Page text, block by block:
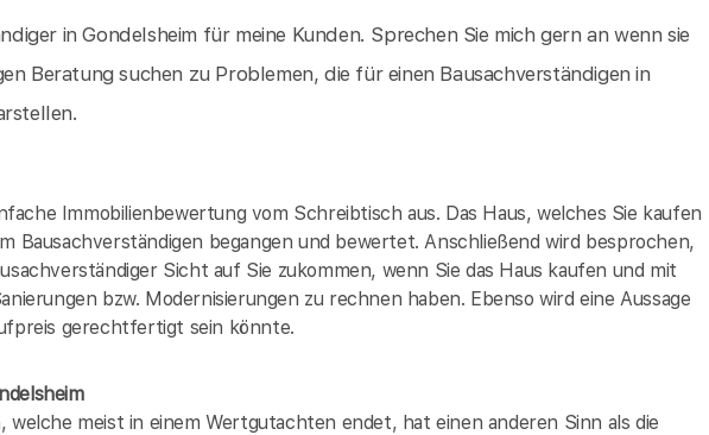
in Gondelsheim für meine Kunden. Sprechen Sie mich gern an wenn sie
Beratung suchen zu Problemen, die für einen Bausachverständigen in
Immobilienbewertung vom Schreibtisch aus. Das Haus, welches Sie kaufen
Bausachverständigen begangen und bewertet. Anschließend wird besprochen,
Sicht auf Sie zukommen, wenn Sie das Haus kaufen und mit
bzw. Modernisierungen zu rechnen haben. Ebenso wird eine Aussage
gerechtfertigt sein könnte.
welche meist in einem Wertgutachten endet, hat einen anderen Sinn als die